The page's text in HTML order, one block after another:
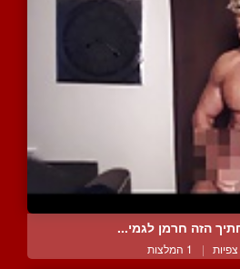
הזה חרמן לגמי...
| 1 המלצות